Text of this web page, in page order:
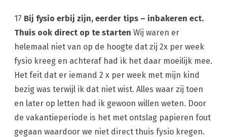
17 Bij fysio erbij zijn, eerder tips – inbakeren ect.
Thuis ook direct op te starten Wij waren er
helemaal niet van op de hoogte dat zij 2x per week
fysio kreeg en achteraf had ik het daar moeilijk mee.
Het feit dat er iemand 2 x per week met mijn kind
bezig was terwijl ik dat niet wist. Alles waar zij toen
en later op letten had ik gewoon willen weten. Door
de vakantieperiode is het met ontslag papieren fout
gegaan waardoor we niet direct thuis fysio kregen.